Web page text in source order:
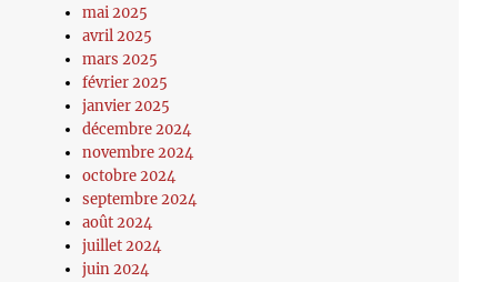
mai 2025
avril 2025
mars 2025
février 2025
janvier 2025
décembre 2024
novembre 2024
octobre 2024
septembre 2024
août 2024
juillet 2024
juin 2024